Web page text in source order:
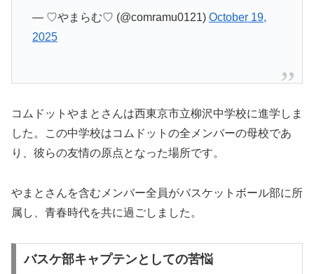
— ♡やまらむ♡ (@comramu0121) October 19,
2025
コムドットやまとさんは西東京市立柳沢中学校に進学しま
した。この中学校はコムドットの全メンバーの母校であ
り、彼らの友情の原点となった場所です。
やまとさんを含むメンバー全員がバスケットボール部に所
属し、青春時代を共に過ごしました。
バスケ部キャプテンとしての苦悩